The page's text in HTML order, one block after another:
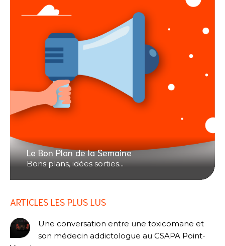
Le Bon Plan de la Semaine
Bons plans, idées sorties...
ARTICLES LES PLUS LUS
Une conversation entre une toxicomane et
son médecin addictologue au CSAPA Point-